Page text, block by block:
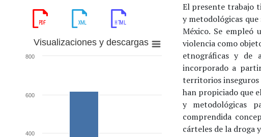
Visualizaciones y descargas
400
600
800
El presente trabajo
y metodológicas
México. Se empleó
violencia como
etnográficas y de
incorporado a
territorios
han propiciado que
y metodológicas
comprendida
cárteles de la droga